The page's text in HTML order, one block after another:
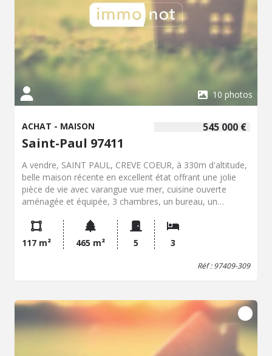
10 photos
545 000 €
ACHAT - MAISON
Saint-Paul 97411
A vendre, SAINT PAUL, CREVE COEUR, à 330m d'altitude,
belle maison récente en excellent état offrant une jolie
pièce de vie avec varangue vue mer, cuisine ouverte
aménagée et équipée, 3 chambres, un bureau, un
d'aménager tout un sous sol. Grande cour avec plusieurs
places de stationnement et terrain clos. Contactez le
service Négociation-Expertise immobilière par mail à
pour plus de renseignements
Géorisques http://www.georisques.gouv.fr”.
117 m² 465 m² 5 3
Réf : 97409-309